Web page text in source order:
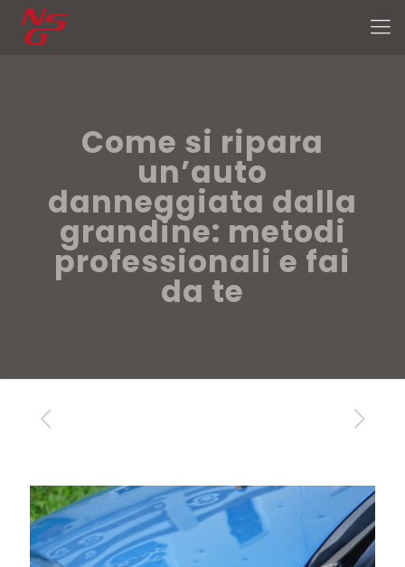
Come si ripara
un’auto
danneggiata dalla
grandine: metodi
professionali e fai
da te